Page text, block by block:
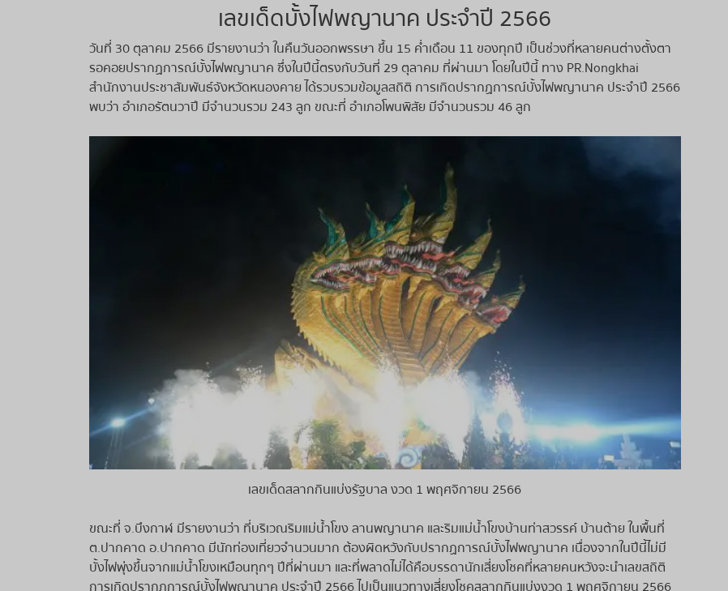
เลขเด็ดบั้งไฟพญานาค ประจำปี 2566
วันที่ 30 ตุลาคม 2566 มีรายงานว่า ในคืนวันออกพรรษา ขึ้น 15 ค่ำเดือน 11 ของทุกปี เป็นช่วงที่หลายคนต่างตั้งตา
รอคอยปรากฏการณ์บั้งไฟพญานาค ซึ่งในปีนี้ตรงกับวันที่ 29 ตุลาคม ที่ผ่านมา โดยในปีนี้ ทาง PR.Nongkhai
สำนักงานประชาสัมพันธ์จังหวัดหนองคาย ได้รวบรวมข้อมูลสถิติ การเกิดปรากฏการณ์บั้งไฟพญานาค ประจำปี 2566
พบว่า อำเภอรัตนวาปี มีจำนวนรวม 243 ลูก ขณะที่ อำเภอโพนพิสัย มีจำนวนรวม 46 ลูก
เลขเด็ดสลากกินแบ่งรัฐบาล งวด 1 พฤศจิกายน 2566
ขณะที่ จ.บึงกาฬ มีรายงานว่า ที่บริเวณริมแม่น้ำโขง ลานพญานาค และริมแม่น้ำโขงบ้านท่าสวรรค์ บ้านต้าย ในพื้นที่
ต.ปากคาด อ.ปากคาด มีนักท่องเที่ยวจำนวนมาก ต้องผิดหวังกับปรากฏการณ์บั้งไฟพญานาค เนื่องจากในปีนี้ไม่มี
บั้งไฟพุ่งขึ้นจากแม่น้ำโขงเหมือนทุกๆ ปีที่ผ่านมา และที่พลาดไม่ได้คือบรรดานักเสี่ยงโชคที่หลายคนหวังจะนำเลขสถิติ